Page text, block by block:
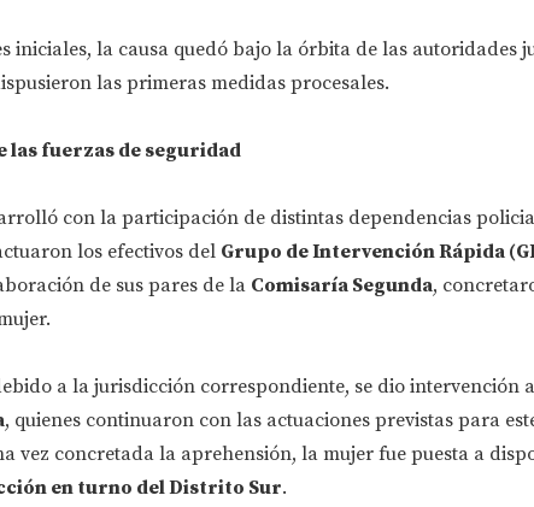
iniciales, la causa quedó bajo la órbita de las autoridades
las primeras medidas procesales.
las fuerzas de seguridad
con la participación de distintas dependencias
los efectivos del Grupo de Intervención Rápida
de sus pares de la Comisaría Segunda,
a la jurisdicción correspondiente, se dio intervención
, quienes continuaron con las actuaciones previstas para
vez concretada la aprehensión, la mujer fue puesta a
en turno del Distrito Sur.